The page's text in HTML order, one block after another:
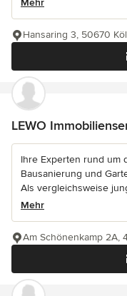
Mehr
Hansaring 3, 50670
LEWO
Ihre Experten rund um
Bausanierung und
Als vergleichsweise
Mehr
Am Schönenkamp 2A,